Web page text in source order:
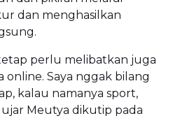
dan menghasilkan
perlu melibatkan juga
online. Saya nggak bilang
kalau namanya sport,
ujar Meutya dikutip pada